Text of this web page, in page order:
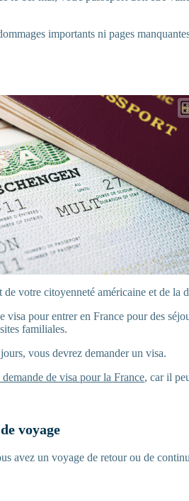
importants ni pages
de votre citoyenneté américaine et de la
visa pour entrer en France pour des
familiales.
vous devrez demander un visa.
demande de visa pour la France, car il
voyage
avez un voyage de retour ou de